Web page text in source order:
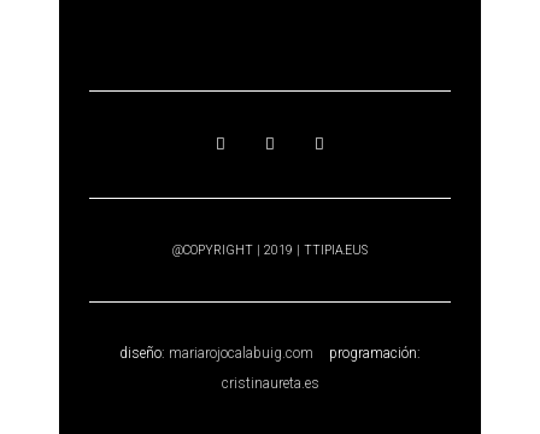
@COPYRIGHT | 2019 | TTIPIA.EUS
diseño: mariarojocalabuig.com
programación:
cristinaureta.es